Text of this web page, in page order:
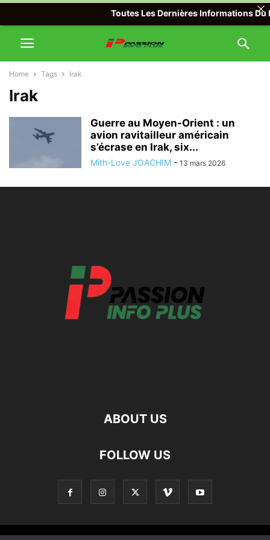
Home Tags Irak
Irak
Guerre au Moyen-Orient : un
avion ravitailleur américain
s’écrase en Irak, six...
Mith-Love JOACHIM - 13 mars 2026
ABOUT US
FOLLOW US
Toutes Les Dernières Informations